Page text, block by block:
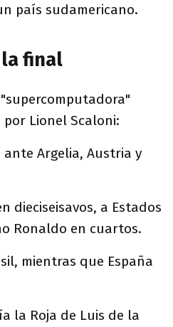
país sudamericano.
la final
Lionel Scaloni:
ante Argelia, Austria y
dieciseisavos, a Estados
Ronaldo en cuartos.
mientras que España
la Roja de Luis de la